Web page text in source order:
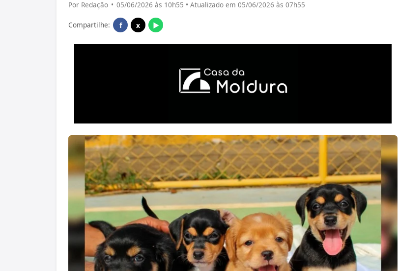
Por Redação • 05/06/2026 às 10h55 • Atualizado em 05/06/2026 às 07h55
Compartilhe: f x ▶